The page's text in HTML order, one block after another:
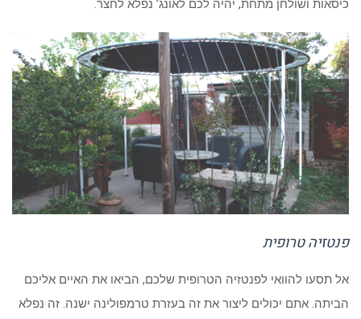
כיסאות ושולחן מתחת, יהיה לכם לאונג’ נפלא לחצר.
פנטזיה טרופית
אל תסעו להוואי לפנטזיה הטרופית שלכם, הביאו את האיים אליכם
הביתה. אתם יכולים ליצור את זה בעזרת טרמפולינה ישנה. זה נפלא